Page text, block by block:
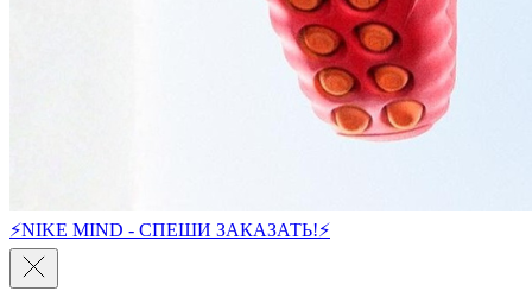
⚡NIKE MIND - СПЕШИ ЗАКАЗАТЬ!⚡